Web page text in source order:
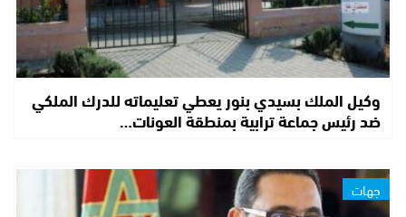
وكيل الملك بسيدي بنور يعطي تعليماته للدرك الملكي
ضد رئيس جماعة ترابية بمنطقة العونات…
جهات